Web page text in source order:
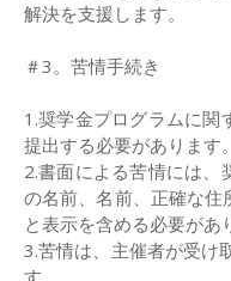
解決を支援します。
＃3。苦情手続き
1.奨学金プログラムに関
提出する必要があります
2.書面による苦情には、
の名前、名前、正確な住
と表示を含める必要があ
3.苦情は、主催者が受け
す。